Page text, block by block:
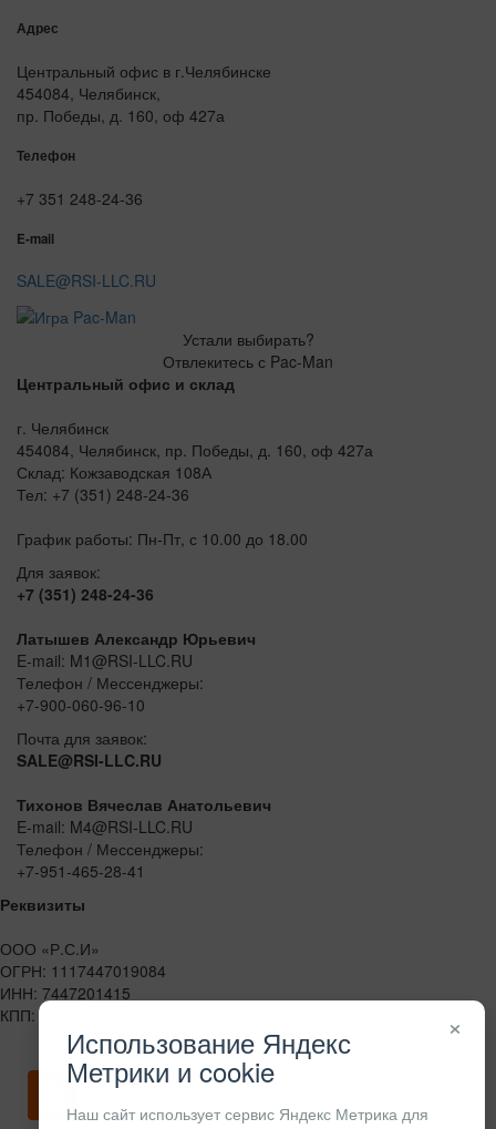
Адрес
Центральный офис в г.Челябинске
454084, Челябинск,
пр. Победы, д. 160, оф 427а
Телефон
+7 351 248-24-36
E-mail
SALE@RSI-LLC.RU
Устали выбирать?
Отвлекитесь с Pac-Man
Центральный офис и склад
г. Челябинск
454084, Челябинск, пр. Победы, д. 160, оф 427а
Склад: Кожзаводская 108А
Тел: +7 (351) 248-24-36
График работы: Пн-Пт, с 10.00 до 18.00
Для заявок:
+7 (351) 248-24-36
Латышев Александр Юрьевич
E-mail: M1@RSI-LLC.RU
Телефон / Мессенджеры:
+7-900-060-96-10
Почта для заявок:
SALE@RSI-LLC.RU
Тихонов Вячеслав Анатольевич
E-mail: M4@RSI-LLC.RU
Телефон / Мессенджеры:
+7-951-465-28-41
Реквизиты
ООО «Р.С.И»
ОГРН: 1117447019084
ИНН: 7447201415
КПП: 744701001
Скачать карточку предприятия
×
Использование Яндекс
Метрики и cookie
Наш сайт использует сервис Яндекс Метрика для